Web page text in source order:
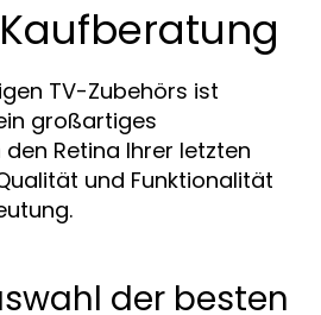
TV-Zubehörs ist
großartiges
den Retina Ihrer letzten
und Funktionalität
der besten